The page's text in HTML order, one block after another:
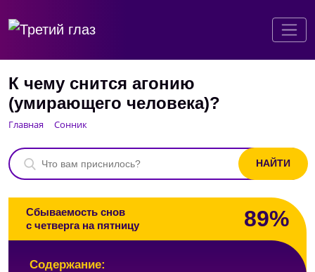
К чему снится агонию
(умирающего человека)?
Главная Сонник
Сбываемость снов
с четверга на пятницу
89%
Содержание: